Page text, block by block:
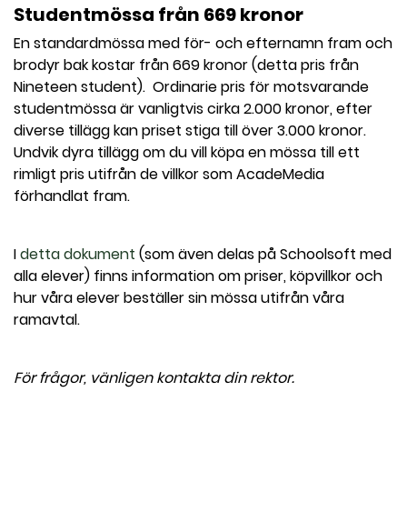
Studentmössa från 669 kronor
En standardmössa med för- och efternamn fram och
brodyr bak kostar från 669 kronor (detta pris från
Nineteen student). Ordinarie pris för motsvarande
studentmössa är vanligtvis cirka 2.000 kronor, efter
diverse tillägg kan priset stiga till över 3.000 kronor.
Undvik dyra tillägg om du vill köpa en mössa till ett
rimligt pris utifrån de villkor som AcadeMedia
förhandlat fram.
Idetta dokument (som även delas på Schoolsoft med
alla elever) finns information om priser, köpvillkor och
hur våra elever beställer sin mössa utifrån våra
ramavtal.
För frågor, vänligen kontakta din rektor.